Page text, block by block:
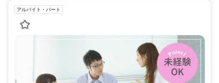
アルバイト・パート